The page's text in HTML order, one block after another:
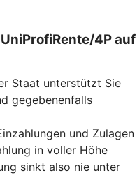
4P auf
Staat unterstützt Sie
gegebenenfalls
und Zulagen
in voller Höhe
sinkt also nie unter